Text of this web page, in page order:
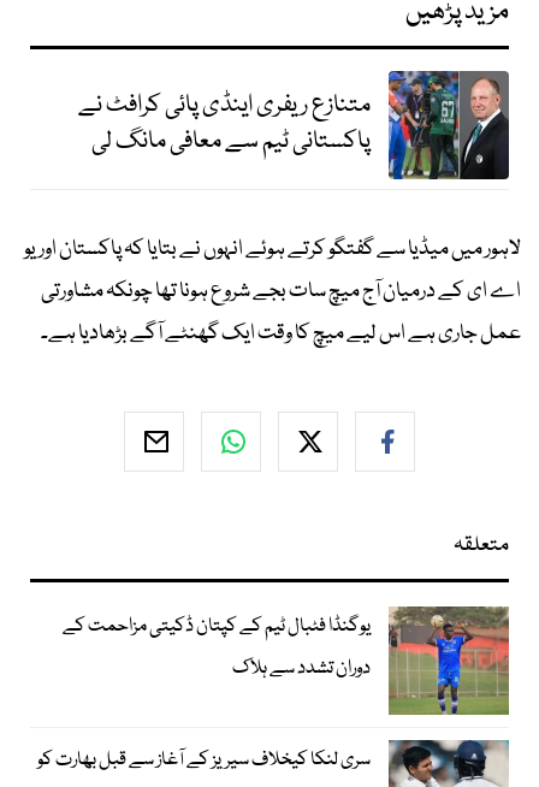
مزید پڑھیں
متنازع ریفری اینڈی پائی کرافٹ نے
پاکستانی ٹیم سے معافی مانگ لی
لاہور میں میڈیا سے گفتگو کرتے ہوئے انہوں نے بتایا کہ پاکستان اور یو
اے ای کے درمیان آج میچ سات بجے شروع ہونا تھا چونکہ مشاورتی
عمل جاری ہے اس لیے میچ کا وقت ایک گھنٹے آگے بڑھادیا ہے۔
متعلقہ
یوگنڈا فٹبال ٹیم کے کپتان ڈکیتی مزاحمت کے
دوران تشدد سے ہلاک
سری لنکا کیخلاف سیریز کے آغاز سے قبل بھارت کو